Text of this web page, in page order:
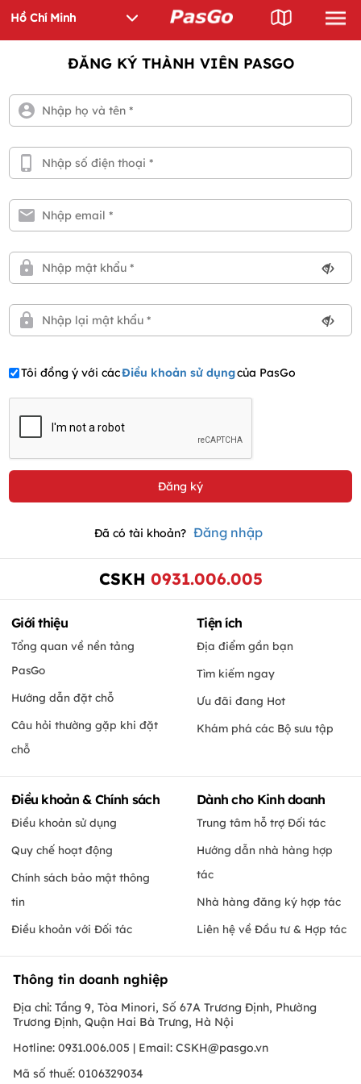
ĐĂNG KÝ THÀNH VIÊN PASGO
Tôi đồng ý với cácĐiều khoản sử dụngcủa PasGo
Đã có tài khoản? Đăng nhập
CSKH 0931.006.005
Giới thiệu
Tổng quan về nền tảng
PasGo
Hướng dẫn đặt chỗ
Câu hỏi thường gặp khi đặt
chỗ
Tiện ích
Địa điểm gần bạn
Tìm kiếm ngay
Ưu đãi đang Hot
Khám phá các Bộ sưu tập
Điều khoản & Chính sách
Điều khoản sử dụng
Quy chế hoạt động
Chính sách bảo mật thông
tin
Điều khoản với Đối tác
Dành cho Kinh doanh
Trung tâm hỗ trợ Đối tác
Hướng dẫn nhà hàng hợp
tác
Nhà hàng đăng ký hợp tác
Liên hệ về Đầu tư & Hợp tác
Thông tin doanh nghiệp
Địa chỉ: Tầng 9, Tòa Minori, Số 67A Trương Định, Phường
Trương Định, Quận Hai Bà Trưng, Hà Nội
Hotline: 0931.006.005 | Email: CSKH@pasgo.vn
Mã số thuế: 0106329034